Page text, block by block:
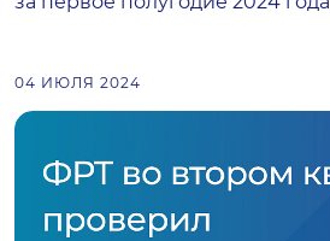
04 ИЮЛЯ 2024